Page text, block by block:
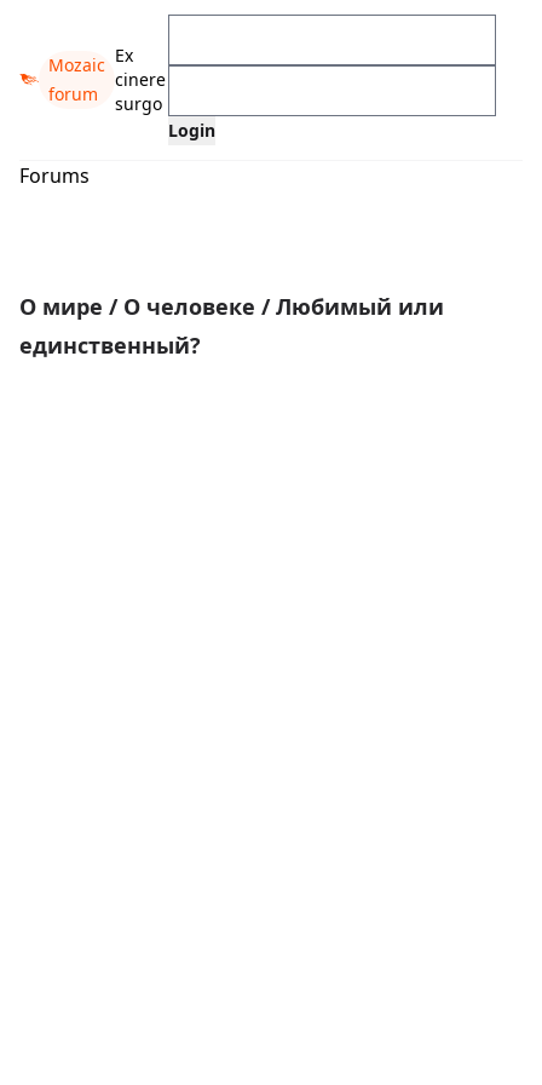
Mozaic
forum
Ex
cinere
surgo
Forums
О мире / О человеке /Любимый или
единственный?